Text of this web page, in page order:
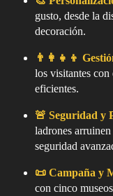
gusto, desde la
decoración.
👨‍👩‍👧‍👦
los visitantes
eficientes.
🚨 Seguridad y
ladrones
seguridad
📜 Campaña y
con cinco